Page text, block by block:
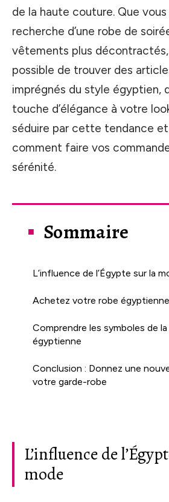
de la haute couture. Que
recherche d’une robe de
vêtements plus
possible de trouver des
imprégnés du style égyptien,
touche d’élégance à votre
séduire par cette tendance
comment faire vos
sérénité.
Sommaire
L’influence de l’Égypte sur la
Achetez votre robe
Comprendre les symboles de
égyptienne
Conclusion : Donnez une
votre garde-robe
L’influence de
mode